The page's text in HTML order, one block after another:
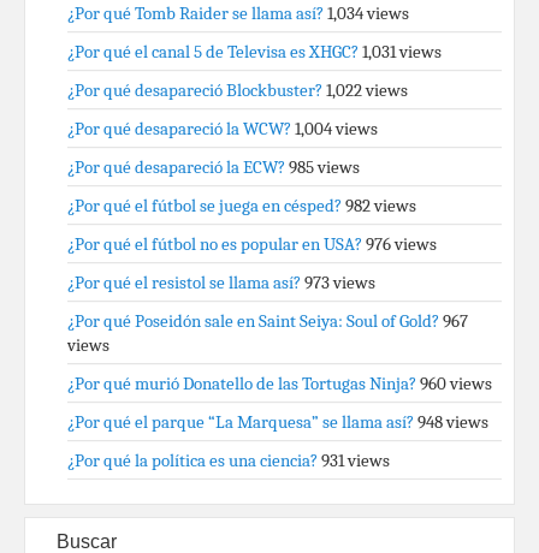
¿Por qué Tomb Raider se llama así? 1,034 views
¿Por qué el canal 5 de Televisa es XHGC? 1,031 views
¿Por qué desapareció Blockbuster? 1,022 views
¿Por qué desapareció la WCW? 1,004 views
¿Por qué desapareció la ECW? 985 views
¿Por qué el fútbol se juega en césped? 982 views
¿Por qué el fútbol no es popular en USA? 976 views
¿Por qué el resistol se llama así? 973 views
¿Por qué Poseidón sale en Saint Seiya: Soul of Gold? 967
views
¿Por qué murió Donatello de las Tortugas Ninja? 960 views
¿Por qué el parque “La Marquesa” se llama así? 948 views
¿Por qué la política es una ciencia? 931 views
Buscar